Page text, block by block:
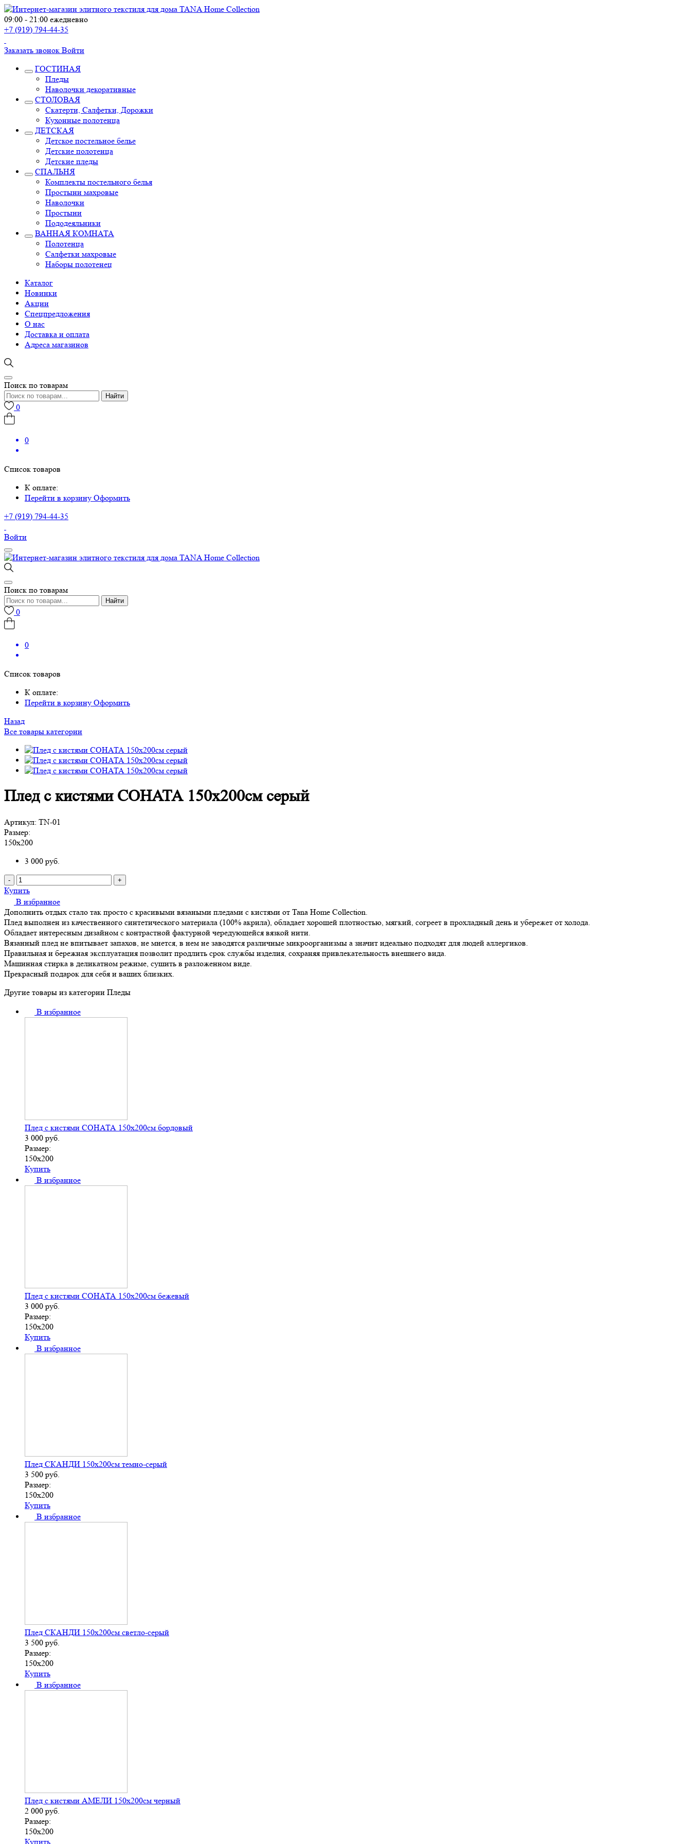
09:00 - 21:00 ежедневно
+7 (919) 794-44-35
Заказать звонок Войти
ГОСТИНАЯ
Пледы
Наволочки декоративные
СТОЛОВАЯ
Скатерти, Салфетки, Дорожки
Кухонные полотенца
ДЕТСКАЯ
Детское постельное белье
Детские полотенца
Детские пледы
СПАЛЬНЯ
Комплекты постельного белья
Простыни махровые
Наволочки
Простыни
Пододеяльники
ВАННАЯ КОМНАТА
Полотенца
Салфетки махровые
Наборы полотенец
Каталог
Новинки
Акции
Спецпредложения
О нас
Доставка и оплата
Адреса магазинов
Поиск по товарам
Найти
0
0
Список товаров
К оплате:
Перейти в корзину Оформить
+7 (919) 794-44-35
Войти
Поиск по товарам
Найти
0
0
Список товаров
К оплате:
Перейти в корзину Оформить
Назад
Все товары категории
Плед с кистями СОНАТА 150х200см серый
Артикул: TN-01
Размер:
150х200
3 000 руб.
- +
Купить
В избранное
Дополнить отдых стало так просто с красивыми вязаными пледами с кистями от Tana Home Collection.
Плед выполнен из качественного синтетического материала (100% акрила), обладает хорошей плотностью, мягкий, согреет в прохладный день и убережет от холода.
Обладает интересным дизайном с контрастной фактурной чередующейся вязкой нити.
Вязанный плед не впитывает запахов, не мнется, в нем не заводятся различные микроорганизмы а значит идеально подходят для людей аллергиков.
Правильная и бережная эксплуатация позволит продлить срок службы изделия, сохраняя привлекательность внешнего вида.
Машинная стирка в деликатном режиме, сушить в разложенном виде.
Прекрасный подарок для себя и ваших близких.
Другие товары из категории Пледы
В избранное
Плед с кистями СОНАТА 150х200см бордовый
3 000 руб.
Размер:
150х200
Купить
В избранное
Плед с кистями СОНАТА 150х200см бежевый
3 000 руб.
Размер:
150х200
Купить
В избранное
Плед СКАНДИ 150х200см темно-серый
3 500 руб.
Размер:
150х200
Купить
В избранное
Плед СКАНДИ 150х200см светло-серый
3 500 руб.
Размер:
150х200
Купить
В избранное
Плед с кистями АМЕЛИ 150х200см черный
2 000 руб.
Размер:
150х200
Купить